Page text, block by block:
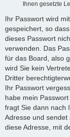
Ihnen gesetzte
Ihr Passwort wird
gespeichert, so
dieses Passwort
verwenden. Das
für das Board, also
wird Sie kein
Dritter
Ihr Passwort
habe mein
fragt Sie dann nach
Adresse und
diese Adresse, mit